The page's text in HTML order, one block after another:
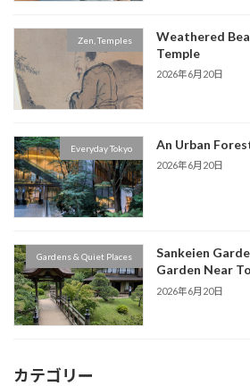
Zen, Temples
Weathered
Temple
2026年6月20日
Everyday Tokyo An Urban
2026年6月20日
Gardens & Quiet Places
Sankeien
Garden Near
2026年6月20日
カテゴリー